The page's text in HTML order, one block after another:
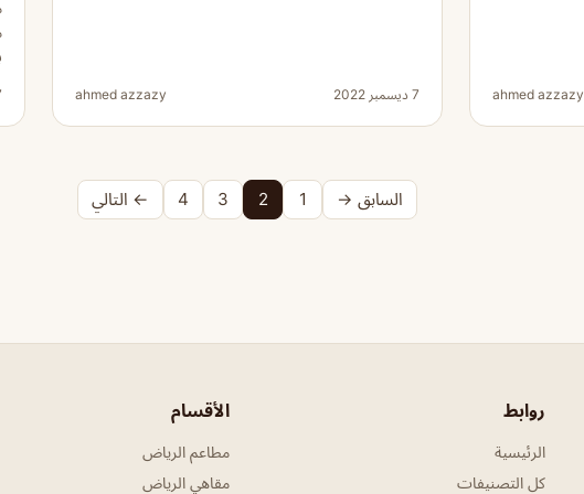
ahmed azzazy 7 ديسمبر 2022 ahmed azzazy
7
السابق → 1
2
3
4 ← التالي
روابط
الرئيسية
كل التصنيفات
الأقسام
مطاعم الرياض
مقاهي الرياض